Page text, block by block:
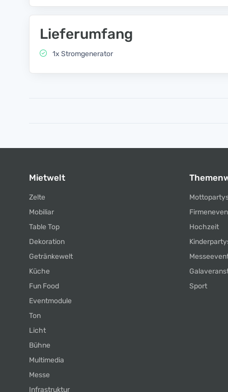
Lieferumfang
1x Stromgenerator
Mietwelt
Zelte
Mobiliar
Table Top
Dekoration
Getränkewelt
Küche
Fun Food
Eventmodule
Ton
Licht
Bühne
Multimedia
Messe
Infrastruktur
Hochzeit
Sport